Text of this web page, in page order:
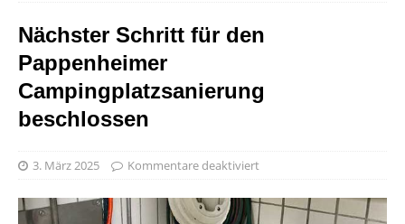
Nächster Schritt für den
Pappenheimer
Campingplatzsanierung
beschlossen
3. März 2025 Kommentare deaktiviert